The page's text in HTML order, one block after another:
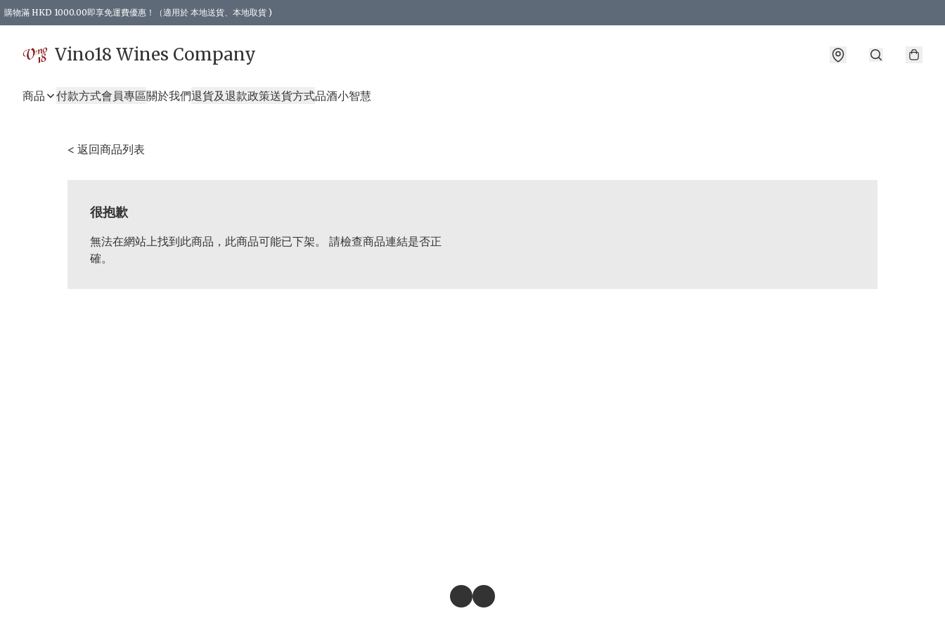
購物滿 HKD 1000.00即享免運費優惠！（適用於 本地送貨、本地取貨 )
Vino18 Wines Company
商品 付款方式會員專區關於我們退貨及退款政策送貨方式品酒小智慧
< 返回商品列表
很抱歉
無法在網站上找到此商品，此商品可能已下架。 請檢查商品連結是否正
確。